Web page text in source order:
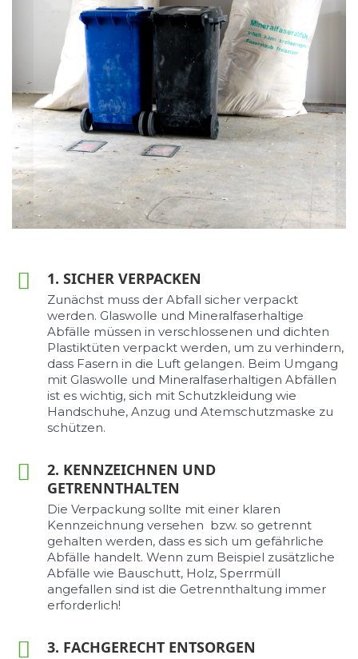
1. SICHER VERPACKEN
Zunächst muss der Abfall sicher verpackt
werden. Glaswolle und Mineralfaserhaltige
Abfälle müssen in verschlossenen und dichten
Plastiktüten verpackt werden, um zu verhindern,
dass Fasern in die Luft gelangen. Beim Umgang
mit Glaswolle und Mineralfaserhaltigen Abfällen
ist es wichtig, sich mit Schutzkleidung wie
Handschuhe, Anzug und Atemschutzmaske zu
schützen.
2. KENNZEICHNEN UND
GETRENNTHALTEN
Die Verpackung sollte mit einer klaren
Kennzeichnung versehen bzw. so getrennt
gehalten werden, dass es sich um gefährliche
Abfälle handelt. Wenn zum Beispiel zusätzliche
Abfälle wie Bauschutt, Holz, Sperrmüll
angefallen sind ist die Getrennthaltung immer
erforderlich!
3. FACHGERECHT ENTSORGEN